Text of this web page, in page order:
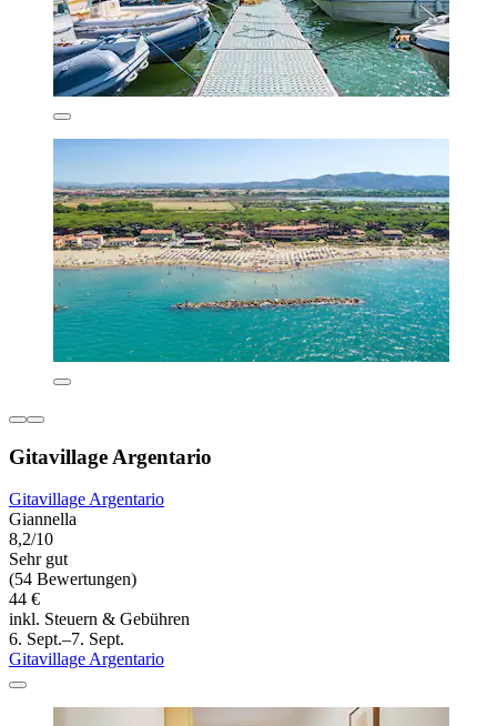
Gitavillage Argentario
Gitavillage Argentario
Giannella
8,2/10
Sehr gut
(54 Bewertungen)
44 €
inkl. Steuern & Gebühren
6. Sept.–7. Sept.
Gitavillage Argentario